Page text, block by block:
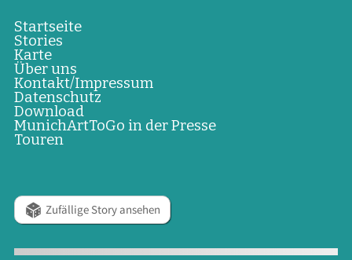
Startseite
Stories
Karte
Über uns
Kontakt/Impressum
Datenschutz
Download
MunichArtToGo in der Presse
Touren
Zufällige Story ansehen